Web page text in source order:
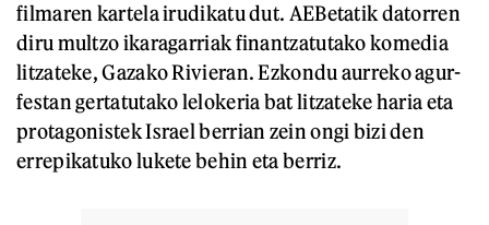
filmaren kartela irudikatu dut. AEBetatik datorren
diru multzo ikaragarriak finantzatutako komedia
litzateke, Gazako Rivieran. Ezkondu aurreko agur-
festan gertatutako lelokeria bat litzateke haria eta
protagonistek Israel berrian zein ongi bizi den
errepikatuko lukete behin eta berriz.